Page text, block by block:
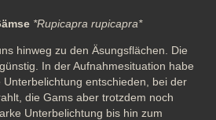
*Rupicapra rupicapra*
hinweg zu den Äsungsflächen. Die
In der Aufnahmesituation habe
entschieden, bei der
die Gams aber trotzdem noch
Unterbelichtung bis hin zum